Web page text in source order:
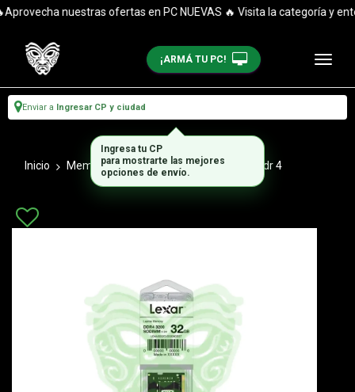
nuestras ofertas en PC NUEVAS 🔥 Visita la categoría y
¡ARMÁ TU PC!
Enviar a Ingresar CP y ciudad
Inicio Memorias Ram Notebook Sodimm Ddr 4
Ingresa tu CP
para mostrarte las mejores
opciones de envío.